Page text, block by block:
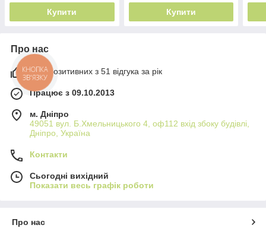
Купити Купити
Про нас
98% позитивних з 51 відгука за рік
Працює з 09.10.2013
м. Дніпро
49051 вул. Б.Хмельницького 4, оф112 вхід збоку будівлі,
Дніпро, Україна
Контакти
Сьогодні вихідний
Показати весь графік роботи
Про нас
КНОПКА
ЗВ'ЯЗКУ